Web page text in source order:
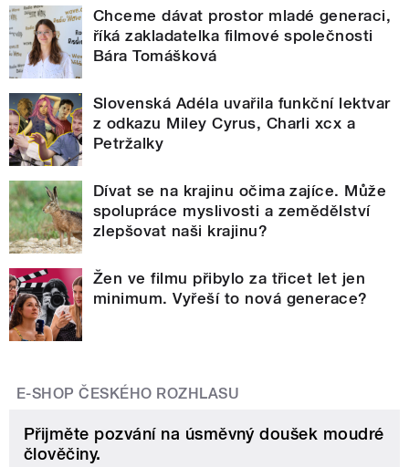
Chceme dávat prostor mladé generaci,
říká zakladatelka filmové společnosti
Bára Tomášková
Slovenská Adéla uvařila funkční lektvar
z odkazu Miley Cyrus, Charli xcx a
Petržalky
Dívat se na krajinu očima zajíce. Může
spolupráce myslivosti a zemědělství
zlepšovat naši krajinu?
Žen ve filmu přibylo za třicet let jen
minimum. Vyřeší to nová generace?
E-SHOP ČESKÉHO ROZHLASU
Přijměte pozvání na úsměvný doušek moudré
člověčiny.